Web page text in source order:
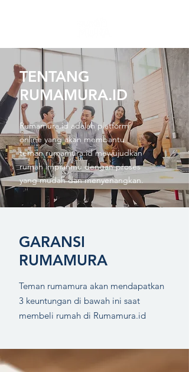
TENTANG
RUMAMURA.ID
Rumamura.id adalah platform
online yang akan membantu
teman rumamura.id mewujudkan
rumah impianmu dengan proses
yang mudah dan menyenangkan.
GARANSI
RUMAMURA
Teman rumamura akan mendapatkan
3 keuntungan di bawah ini saat
membeli rumah di Rumamura.id